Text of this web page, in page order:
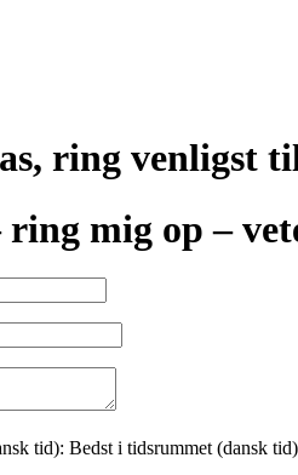
ring venligst
ring mig op –
tid): Bedst i tidsrummet (dansk